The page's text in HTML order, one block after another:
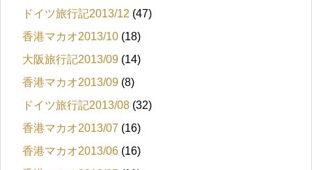
ドイツ旅行記2013/12 (47)
香港マカオ2013/10 (18)
大阪旅行記2013/09 (14)
香港マカオ2013/09 (8)
ドイツ旅行記2013/08 (32)
香港マカオ2013/07 (16)
香港マカオ2013/06 (16)